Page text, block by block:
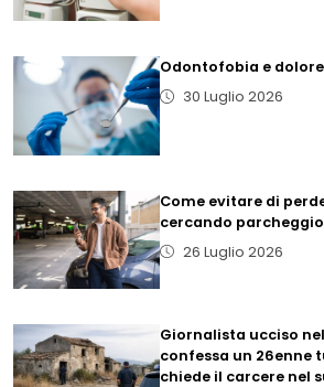
Odontofobia e
30 Luglio 2026
Come evitare di
cercando
26 Luglio 2026
Giornalista ucciso
confessa un 26enne
chiede il carcere nel